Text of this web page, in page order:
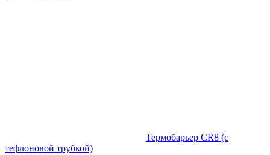
Термобарьер CR8 (с
тефлоновой трубкой)